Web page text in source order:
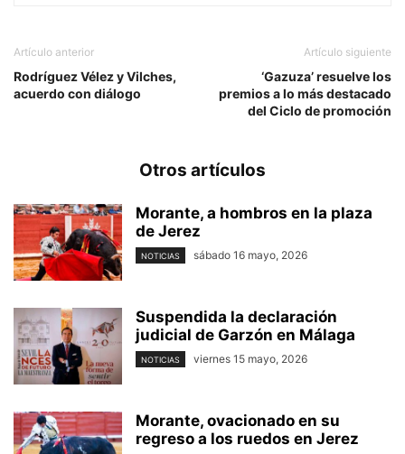
Artículo anterior
Rodríguez Vélez y Vilches,
acuerdo con diálogo
Artículo siguiente
‘Gazuza’ resuelve los
premios a lo más destacado
del Ciclo de promoción
Otros artículos
Morante, a hombros en la plaza
de Jerez
NOTICIAS sábado 16 mayo, 2026
Suspendida la declaración
judicial de Garzón en Málaga
NOTICIAS viernes 15 mayo, 2026
Morante, ovacionado en su
regreso a los ruedos en Jerez